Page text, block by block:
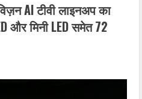
AI टीवी लाइनअप का
और मिनी LED समेत 72